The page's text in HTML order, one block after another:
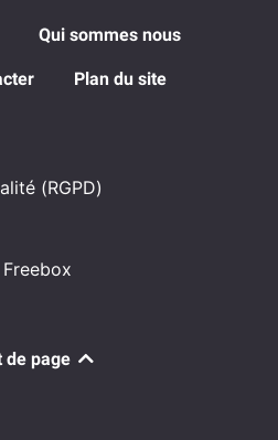
Qui sommes nous
Plan du site
(RGPD)
de page